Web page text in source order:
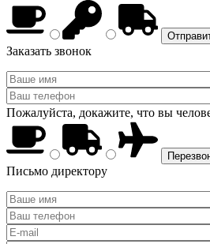
Заказать звонок
Пожалуйста, докажите, что вы
Письмо директору